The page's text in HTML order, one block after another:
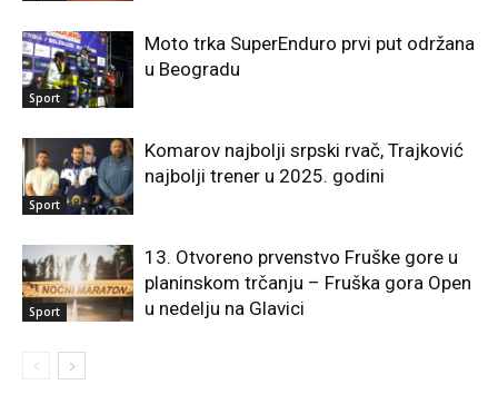
Sport
Moto trka SuperEnduro prvi put održana
u Beogradu
Sport
Komarov najbolji srpski rvač, Trajković
najbolji trener u 2025. godini
Sport
13. Otvoreno prvenstvo Fruške gore u
planinskom trčanju – Fruška gora Open
u nedelju na Glavici